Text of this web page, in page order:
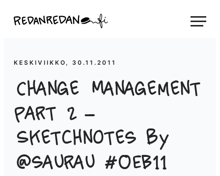
suoraan
Linda Saukko-Rauta, Redanredan Oy
piirrosvideoita
KESKIVIIKKO, 30.11.2011
Change Management
part 2 –
Sketchnotes by
@saurau #OEB11